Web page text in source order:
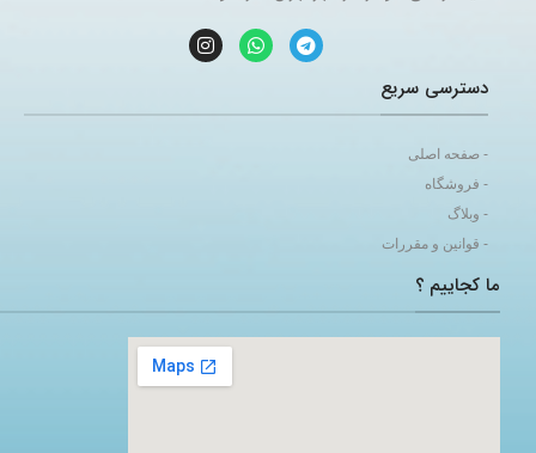
دسترسی سریع
- صفحه اصلی
- فروشگاه
- وبلاگ
- قوانین و مقررات
ما کجاییم ؟